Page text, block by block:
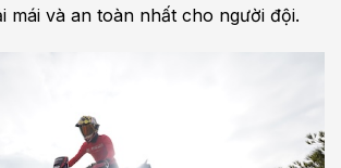
mái và an toàn nhất cho người đội.